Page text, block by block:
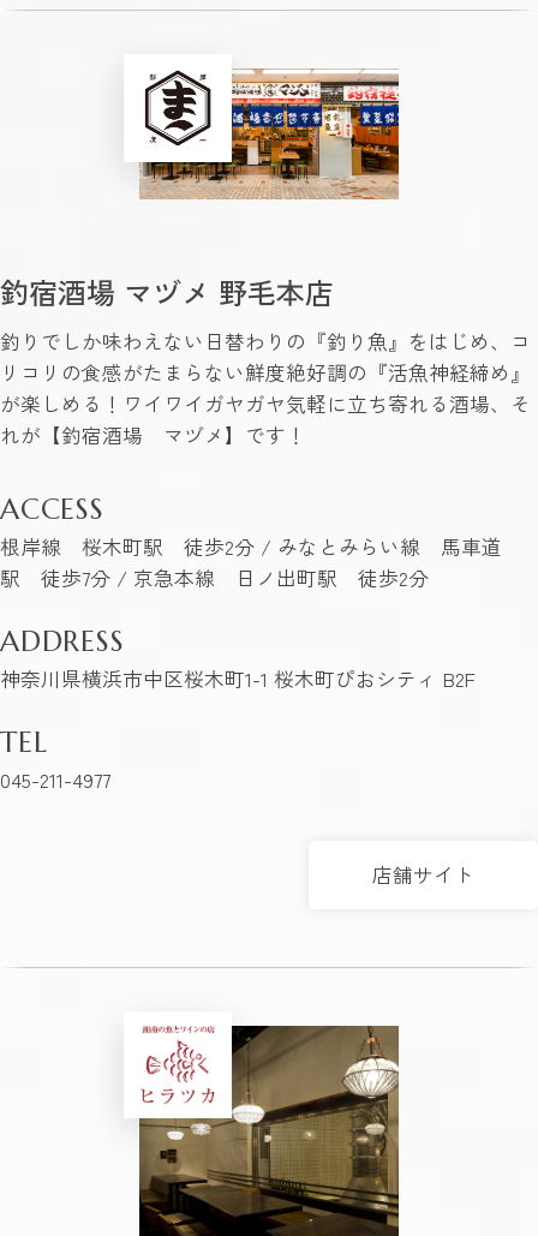
釣宿酒場 マヅメ 野毛本店
釣りでしか味わえない日替わりの『釣り魚』をはじめ、コ
リコリの食感がたまらない鮮度絶好調の『活魚神経締め』
が楽しめる！ワイワイガヤガヤ気軽に立ち寄れる酒場、そ
れが【釣宿酒場 マヅメ】です！
ACCESS
根岸線 桜木町駅 徒歩2分 / みなとみらい線 馬車道
駅 徒歩7分 / 京急本線 日ノ出町駅 徒歩2分
ADDRESS
神奈川県横浜市中区桜木町1-1 桜木町ぴおシティ B2F
TEL
045-211-4977
店舗サイト